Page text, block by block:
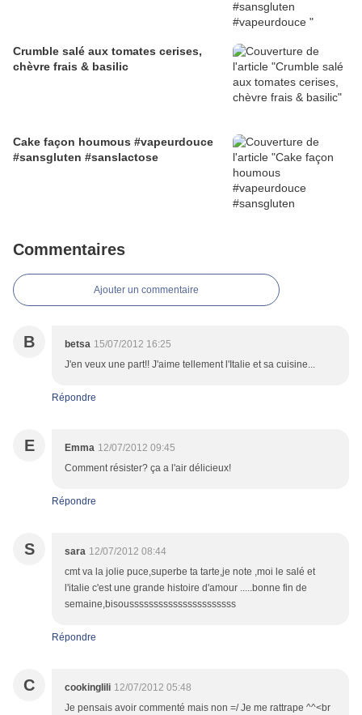
Crumble salé aux tomates cerises,
chèvre frais & basilic
Cake façon houmous #vapeurdouce
#sansgluten #sanslactose
Commentaires
Ajouter un commentaire
B betsa 15/07/2012 16:25
J'en veux une part!! J'aime tellement l'Italie et sa cuisine...
Répondre
E Emma 12/07/2012 09:45
Comment résister? ça a l'air délicieux!
Répondre
S sara 12/07/2012 08:44
cmt va la jolie puce,superbe ta tarte,je note ,moi le salé et
l'italie c'est une grande histoire d'amour .....bonne fin de
semaine,bisoussssssssssssssssssssss
Répondre
C cookinglili 12/07/2012 05:48
Je pensais avoir commenté mais non =/ Je me rattrape ^^<br